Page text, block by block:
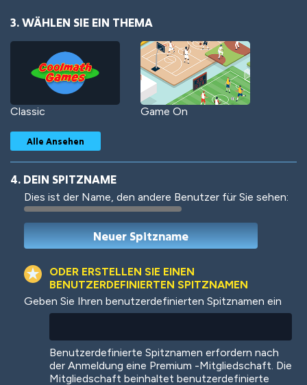
3. WÄHLEN SIE EIN THEMA
Classic Game On
Woof Jungle Cats
Colorful
Alle Ansehen
4. DEIN SPITZNAME
Dies ist der Name, den andere Benutzer für Sie sehen:
ODER ERSTELLEN SIE EINEN
BENUTZERDEFINIERTEN SPITZNAMEN
Geben Sie Ihren benutzerdefinierten Spitznamen ein
Benutzerdefinierte Spitznamen erfordern nach
der Anmeldung eine Premium -Mitgliedschaft. Die
Mitgliedschaft beinhaltet benutzerdefinierte